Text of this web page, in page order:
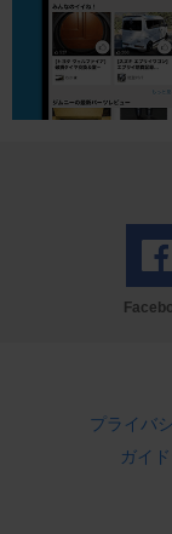
プライバ
ガイ